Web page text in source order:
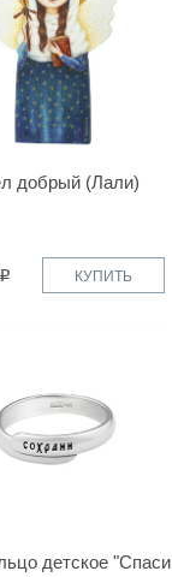
добрый (Лали)
КУПИТЬ
детское "Спаси